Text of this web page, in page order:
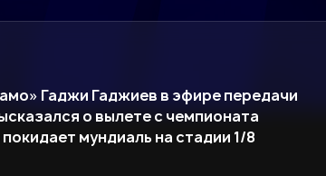
Гаджи Гаджиев в эфире передачи
о вылете с чемпионата
мундиаль на стадии 1/8